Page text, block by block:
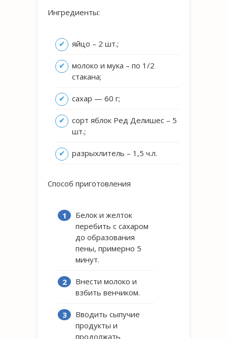
Ингредиенты:
яйцо – 2 шт.;
молоко и мука – по 1/2
стакана;
сахар — 60 г;
сорт яблок Ред Делишес – 5
шт.;
разрыхлитель – 1,5 ч.л.
Способ приготовления
Белок и желток
перебить с сахаром
до образования
пены, примерно 5
минут.
Внести молоко и
взбить венчиком.
Вводить сыпучие
продукты и
продолжать